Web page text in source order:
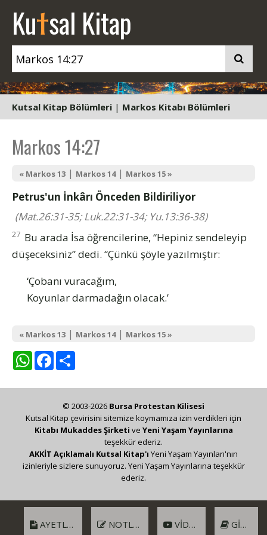
Kutsal Kitap
Kutsal Kitap Bölümleri | Markos Kitabı Bölümleri
Markos 14:27
« Markos 13 | Markos 14| Markos 15 »
Petrus'un İnkârı Önceden Bildiriliyor
(Mat.26:31-35; Luk.22:31-34; Yu.13:36-38)
27 Bu arada İsa öğrencilerine, “Hepiniz sendeleyip
düşeceksiniz” dedi. “Çünkü şöyle yazılmıştır:
‘Çobanı vuracağım,
Koyunlar darmadağın olacak.’
« Markos 13 | Markos 14| Markos 15 »
WhatsAppFacebook
AYETLER NOTLAR VIDEO GIRIŞ
© 2003-2026 Bursa Protestan Kilisesi
Kutsal Kitap çevirisini sitemize koymamıza izin verdikleri için
Kitabı Mukaddes Şirketi ve Yeni Yaşam Yayınlarına
teşekkür ederiz.
AKKİT Açıklamalı Kutsal Kitap'ı Yeni Yaşam Yayınları'nın
izinleriyle sizlere sunuyoruz. Yeni Yaşam Yayınlarına teşekkür
ederiz.